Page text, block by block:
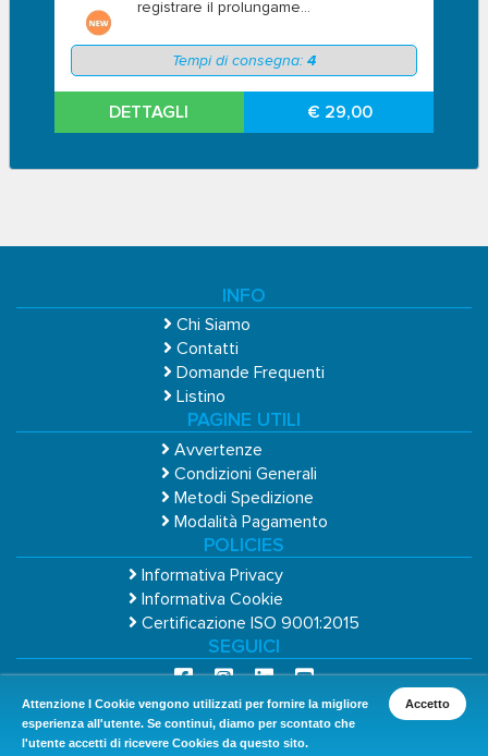
Attenzione I Cookie vengono utilizzati per fornire la migliore
esperienza all'utente. Se continui, diamo per scontato che
l'utente accetti di ricevere Cookies da questo sito.
Accetto
registrare il prolungame...
Tempi di consegna: 4
DETTAGLI € 29,00
INFO
Chi Siamo
Contatti
Domande Frequenti
Listino
PAGINE UTILI
Avvertenze
Condizioni Generali
Metodi Spedizione
Modalità Pagamento
POLICIES
Informativa Privacy
Informativa Cookie
Certificazione ISO 9001:2015
SEGUICI